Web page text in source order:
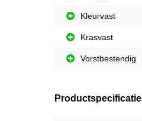
Kleurvast
Krasvast
Vorstbestendig